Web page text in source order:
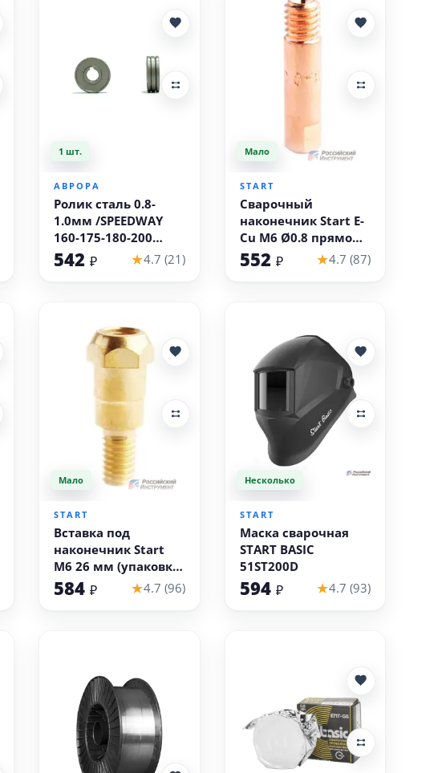
1 шт.
АВРОРА
Ролик сталь 0.8-
1.0мм /SPEEDWAY
160-175-180-200
OVERMAN 165-185-
205 Динамика 1600-
542₽ ★4.7 (21)
Мало В корзину
START
Сварочный
наконечник Start E-
Cu M6 Ø0.8 прямой
(стальная/
порошковая/
552 ₽ ★4.7 (87)
Мало В корзину
START
Вставка под
наконечник Start
M6 26 мм (упаковка
10 шт)
584₽ ★4.7 (96)
НесколькоВ корзину
START
Маска сварочная
START BASIC
51ST200D
594 ₽ ★4.7 (93)